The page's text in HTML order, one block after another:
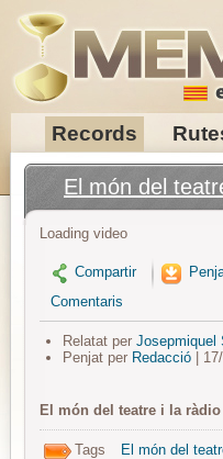
Records
El món del
Loading video
Compartir
Comentaris
Relatat per Josepmiquel
Penjat per Redacció| 17/
El món del teatre i la ràdio
Tags El món del